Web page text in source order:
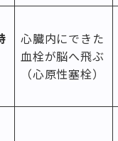
心臓内にできた
血栓が脳へ飛ぶ
（心原性塞栓）